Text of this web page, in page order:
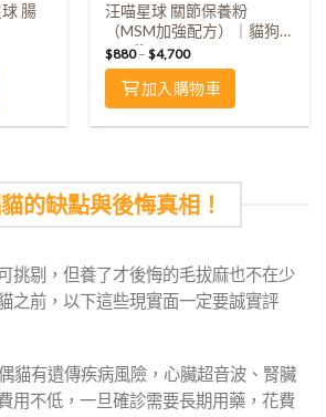
腸
汪喵星球 關節保養粉
（MSM加強配方）｜貓狗
UC-Ⅱ
$880–$4,700
加入購物車
的缺點與後悔真相！
挑剔，但養了才後悔的毛拔麻也不在少
之前，以下這些現實面一定要誠實評
偶貓有遺傳疾病風險，心臟超音波、腎臟
用不低，一旦確診需要長期用藥，花費